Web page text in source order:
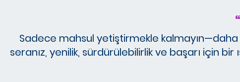
Sadece mahsul yetiştirmekle kalmayın—daha
seranız, yenilik, sürdürülebilirlik ve başarı için